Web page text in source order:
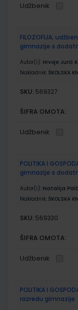
Udžbenik
FILOZOFIJA;
gimnazije s
Autor(i): Hrvoje Jurić
Nakladnik: ŠKOLSKA
SKU: 569327
ŠIFRA OMOTA:
Udžbenik
POLITIKA I
gimnazije s
Autor(i): Natalija
Nakladnik: ŠKOLSKA
SKU: 569330
ŠIFRA OMOTA:
Udžbenik
POLITIKA I
razredu gimnazije